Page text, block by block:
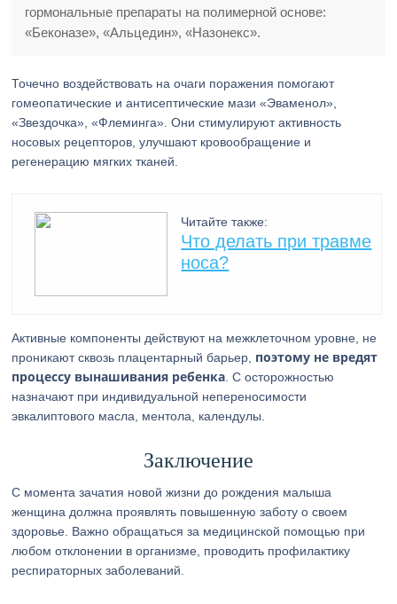
гормональные препараты на полимерной основе:
«Беконазе», «Альцедин», «Назонекс».
Точечно воздействовать на очаги поражения помогают
гомеопатические и антисептические мази «Эваменол»,
«Звездочка», «Флеминга». Они стимулируют активность
носовых рецепторов, улучшают кровообращение и
регенерацию мягких тканей.
Читайте также:
Что делать при травме
носа?
Активные компоненты действуют на межклеточном уровне, не
проникают сквозь плацентарный барьер, поэтому не вредят
процессу вынашивания ребенка . С осторожностью
назначают при индивидуальной непереносимости
эвкалиптового масла, ментола, календулы.
Заключение
С момента зачатия новой жизни до рождения малыша
женщина должна проявлять повышенную заботу о своем
здоровье. Важно обращаться за медицинской помощью при
любом отклонении в организме, проводить профилактику
респираторных заболеваний.